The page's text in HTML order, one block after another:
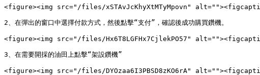
<figure><img src="/files/xSTAvJcKhyXtMTyMpovn"
2、在彈出的窗口中選擇付款方式，然後點擊“支付”，確認後成功購買鑽機。
<figure><img src="/files/Hx6T8LGFHx7CjlekPO57"
3、在需要開採的油田上點擊“架設鑽機”
<figure><img src="/files/DYOzaa6I3PBSD8zKO6rA"